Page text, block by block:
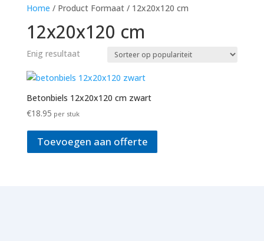
Home / Product Formaat / 12x20x120 cm
12x20x120 cm
Enig resultaat
Betonbiels 12x20x120 cm zwart
€18.95 per stuk
Toevoegen aan offerte